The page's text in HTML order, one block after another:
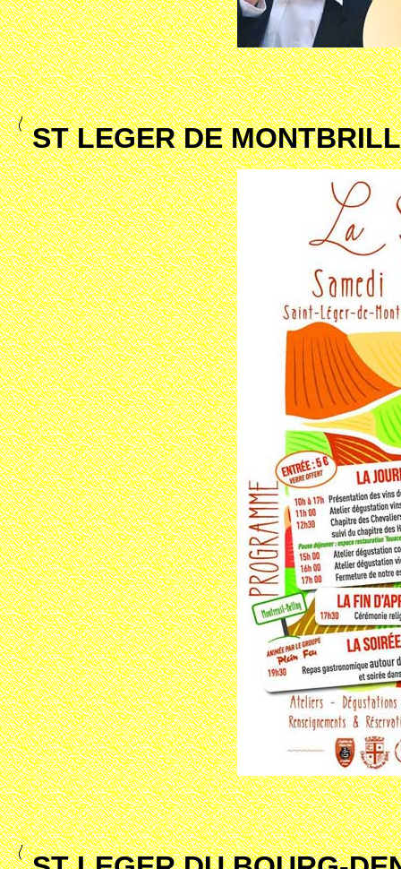
ST LEGER DE